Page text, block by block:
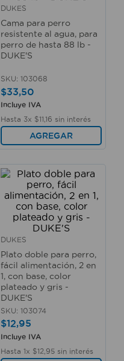
DUKES
Cama para perro
resistente al agua, para
perro de hasta 88 lb -
DUKE'S
SKU: 103068
$33,50
Incluye IVA
Hasta 3x $11 16 sin interés
AGREGAR
DUKES
Plato doble para perro,
fácil alimentación, 2 en
1, con base, color
plateado y gris -
DUKE'S
SKU: 103074
$12,95
Incluye IVA
Hasta 1x $12 95 sin interés